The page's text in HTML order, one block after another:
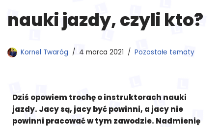
nauki jazdy, czyli kto?
Kornel Twaróg 4 marca 2021 Pozostałe tematy
Dziś opowiem trochę o instruktorach nauki
jazdy. Jacy są, jacy być powinni, a jacy nie
powinni pracować w tym zawodzie. Nadmienię